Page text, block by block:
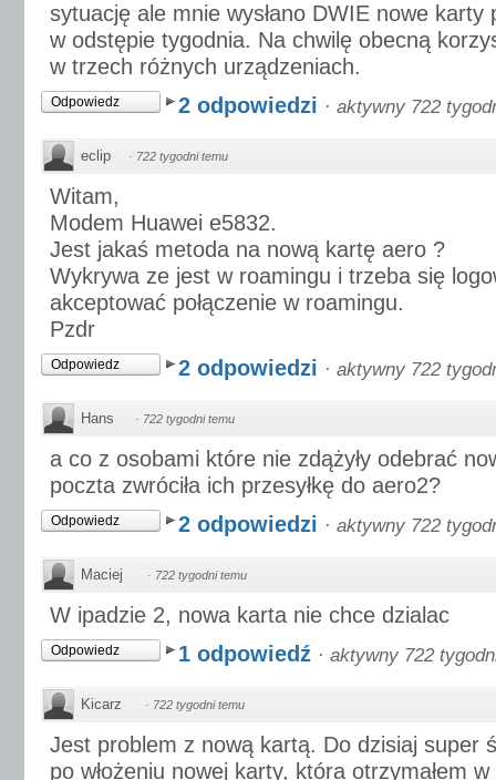
sytuację ale mnie wysłano DWIE nowe karty
w odstępie tygodnia. Na chwilę obecną
w trzech różnych urządzeniach.
Odpowiedz 2 odpowiedzi · aktywny 722
eclip · 722 tygodni temu
Witam,
Modem Huawei e5832.
Jest jakaś metoda na nową kartę aero ?
Wykrywa ze jest w roamingu i trzeba się
akceptować połączenie w roamingu.
Pzdr
Odpowiedz 2 odpowiedzi · aktywny 722
Hans · 722 tygodni temu
a co z osobami które nie zdążyły odebrać
poczta zwróciła ich przesyłkę do aero2?
Odpowiedz 2 odpowiedzi · aktywny 722
Maciej · 722 tygodni temu
W ipadzie 2, nowa karta nie chce dzialac
Odpowiedz 1 odpowiedź · aktywny 722
Kicarz · 722 tygodni temu
Jest problem z nową kartą. Do dzisiaj super
po włożeniu nowej karty, która otrzymałem